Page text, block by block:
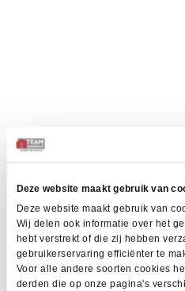
Deze website maakt gebruik van
Deze website maakt gebruik van
Wij delen ook informatie over het
hebt verstrekt of die zij hebben
gebruikerservaring efficiënter te
Voor alle andere soorten cookies
derden die op onze pagina's